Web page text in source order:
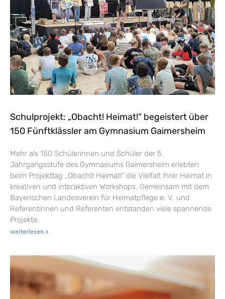
Schulprojekt: „Obacht! Heimat!“ begeistert über
150 Fünftklässler am Gymnasium Gaimersheim
Mehr als 150 Schülerinnen und Schüler der 5.
Jahrgangsstufe des Gymnasiums Gaimersheim erlebten
beim Projekttag „Obacht! Heimat!“ die Vielfalt ihrer Heimat in
kreativen und interaktiven Workshops. Gemeinsam mit dem
Bayerischen Landesverein für Heimatpflege e. V. und
Referentinnen und Referenten entstanden viele spannende
Projekte.
weiterlesen »